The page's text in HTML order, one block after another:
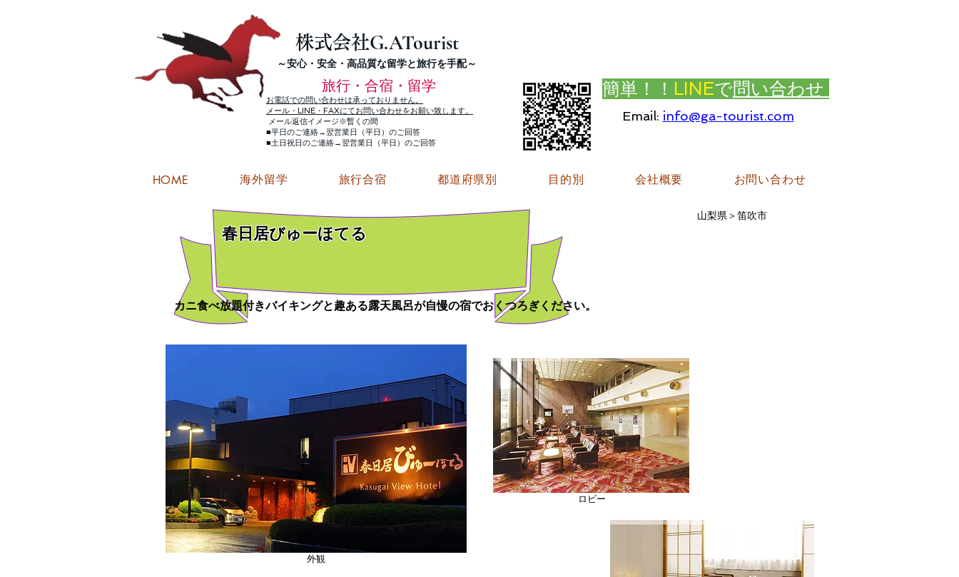
株式会社G.ATourist
​～安心・安全・高品質な留学と旅行を手配～
旅行・合宿・留学
お電話での問い合わせは承っておりません。
メール・LINE・FAXにてお問い合わせをお願い致します。
メール返信イメージ※暫くの間
■平日のご連絡→翌営業日（平日）のご回答
■土日祝日のご連絡→翌営業日（平日）のご回答
簡単！！ LINEで問い合わせ
Email: info@ga-tourist.com
HOME 海外留学 旅行合宿 都道府県別 目的別 会社概要 お問い合わせ
春日居びゅーほてる
山梨県＞笛吹市
カニ食べ放題付きバイキングと趣ある露天風呂が自慢の宿でおくつろぎください。
​外観
ロビー